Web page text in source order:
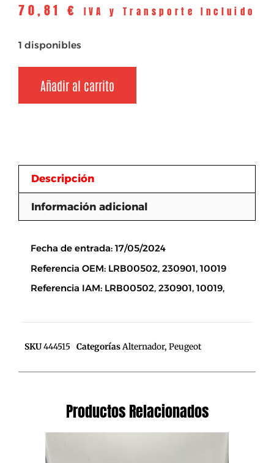
70,81 € IVA y Transporte Incluido
1 disponibles
Añadir al carrito
Descripción
Información adicional
Fecha de entrada: 17/05/2024
Referencia OEM: LRB00502, 230901, 10019
Referencia IAM: LRB00502, 230901, 10019,
SKU444515 CategoríasAlternador, Peugeot
Productos Relacionados